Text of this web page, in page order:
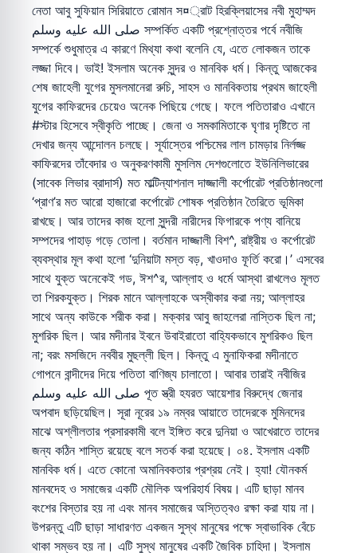
নেতা আবু সুফিয়ান সিরিয়াতে রোমান স¤্রাট হিরক্লিয়াসের নবী মুহাম্মদ
صلى الله عليه وسلم সম্পর্কিত একটি প্রশ্নোত্তর পর্বে নবীজি
সম্পর্কে শুধুমাত্র এ কারণে মিথ্যা কথা বলেনি যে, এতে লোকজন তাকে
লজ্জা দিবে। ভাই! ইসলাম অনেক সুন্দর ও মানবিক ধর্ম। কিন্তু আজকের
শেষ জাহেলী যুগের মুসলমানেরা রুচি, সাহস ও মানবিকতায় প্রথম জাহেলী
যুগের কাফিরদের চেয়েও অনেক পিছিয়ে গেছে। ফলে পতিতারাও এখানে
#স্টার হিসেবে স্বীকৃতি পাচ্ছে। জেনা ও সমকামিতাকে ঘৃণার দৃষ্টিতে না
দেখার জন্য আন্দোলন চলছে। সূর্যাস্তের পশ্চিমের লাল চামড়ার নির্লজ্জ
কাফিরদের তাঁবেদার ও অনুকরণকামী মুসলিম দেশগুলোতে ইউনিলিভারের
(সাবেক লিভার ব্রাদার্স) মত মাল্টিন্যাশনাল দাজ্জালী কর্পোরেট প্রতিষ্ঠানগুলো
‘প্রাণ’র মত আরো হাজারো কর্পোরেট শোষক প্রতিষ্ঠান তৈরিতে ভূমিকা
রাখছে। আর তাদের কাজ হলো সুন্দরী নারীদের ফিগারকে পণ্য বানিয়ে
সম্পদের পাহাড় গড়ে তোলা। বর্তমান দাজ্জালী বিশ^, রাষ্ট্রীয় ও কর্পোরেট
ব্যবস্থার মূল কথা হলো ‘দুনিয়াটা মস্ত বড়, খাওদাও ফূর্তি করো।’ এসবের
সাথে যুক্ত অনেকেই গড, ঈশ^র, আল্লাহ ও ধর্মে আস্থা রাখলেও মূলত
তা শিরকযুক্ত। শিরক মানে আল্লাহকে অস্বীকার করা নয়; আল্লাহর
সাথে অন্য কাউকে শরীক করা। মক্কার আবু জাহলেরা নাস্তিক ছিল না;
মুশরিক ছিল। আর মদীনার ইবনে উবাইরাতো বাহ্যিকভাবে মুশরিকও ছিল
না; বরং মসজিদে নববীর মুছল্লী ছিল। কিন্তু এ মুনাফিকরা মদীনাতে
গোপনে বান্দীদের দিয়ে পতিতা বাণিজ্য চালাতো। আবার তারাই নবীজির
صلى الله عليه وسلم পূত স্ত্রী হযরত আয়েশার বিরুদ্ধে জেনার
অপবাদ ছড়িয়েছিল। সূরা নূরের ১৯ নম্বর আয়াতে তাদেরকে মুমিনদের
মাঝে অশ্লীলতার প্রসারকামী বলে ইঙ্গিত করে দুনিয়া ও আখেরাতে তাদের
জন্য কঠিন শাস্তি রয়েছে বলে সতর্ক করা হয়েছে। ০৪. ইসলাম একটি
মানবিক ধর্ম। এতে কোনো অমানিবকতার প্রশ্রয় নেই। হ্যা! যৌনকর্ম
মানবদেহ ও সমাজের একটি মৌলিক অপরিহার্য বিষয়। এটি ছাড়া মানব
বংশের বিস্তার হয় না এবং মানব সমাজের অস্তিত্বও রক্ষা করা যায় না।
উপরন্তু এটি ছাড়া সাধারণত একজন সুস্থ মানুষের পক্ষে স্বাভাবিক বেঁচে
থাকা সম্ভব হয় না। এটি সুস্থ মানুষের একটি জৈবিক চাহিদা। ইসলাম